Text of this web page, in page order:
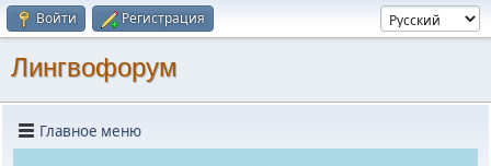
Войти Регистрация
Лингвофорум
Главное меню